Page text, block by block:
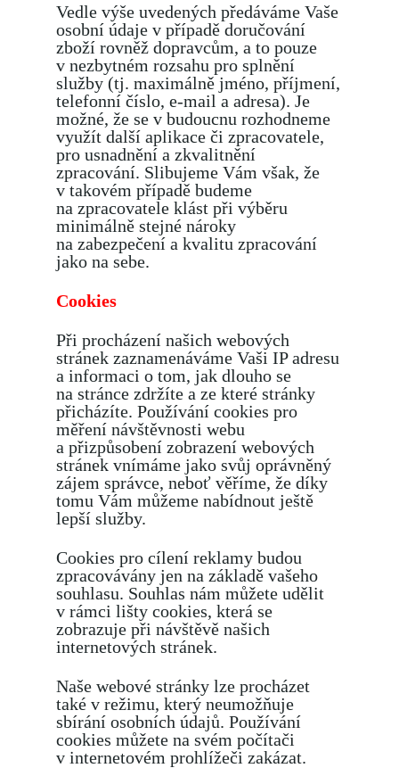
Vedle výše uvedených předáváme Vaše
osobní údaje v případě doručování
zboží rovněž dopravcům, a to pouze
v nezbytném rozsahu pro splnění
služby (tj. maximálně jméno, příjmení,
telefonní číslo, e-mail a adresa). Je
možné, že se v budoucnu rozhodneme
využít další aplikace či zpracovatele,
pro usnadnění a zkvalitnění
zpracování. Slibujeme Vám však, že
v takovém případě budeme
na zpracovatele klást při výběru
minimálně stejné nároky
na zabezpečení a kvalitu zpracování
jako na sebe.
Cookies
Při procházení našich webových
stránek zaznamenáváme Vaši IP adresu
a informaci o tom, jak dlouho se
na stránce zdržíte a ze které stránky
přicházíte. Používání cookies pro
měření návštěvnosti webu
a přizpůsobení zobrazení webových
stránek vnímáme jako svůj oprávněný
zájem správce, neboť věříme, že díky
tomu Vám můžeme nabídnout ještě
lepší služby.
Cookies pro cílení reklamy budou
zpracovávány jen na základě vašeho
souhlasu. Souhlas nám můžete udělit
v rámci lišty cookies, která se
zobrazuje při návštěvě našich
internetových stránek.
Naše webové stránky lze procházet
také v režimu, který neumožňuje
sbírání osobních údajů. Používání
cookies můžete na svém počítači
v internetovém prohlížeči zakázat.